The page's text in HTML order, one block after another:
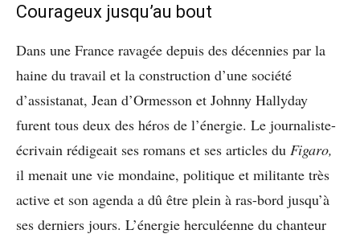
Courageux jusqu’au bout
Dans une France ravagée depuis des décennies par la
haine du travail et la construction d’une société
d’assistanat, Jean d’Ormesson et Johnny Hallyday
furent tous deux des héros de l’énergie. Le journaliste-
écrivain rédigeait ses romans et ses articles du Figaro,
il menait une vie mondaine, politique et militante très
active et son agenda a dû être plein à ras-bord jusqu’à
ses derniers jours. L’énergie herculéenne du chanteur